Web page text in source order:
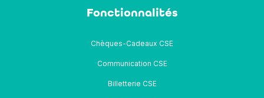
Fonctionnalités
Chèques-Cadeaux CSE
Communication CSE
Billetterie CSE